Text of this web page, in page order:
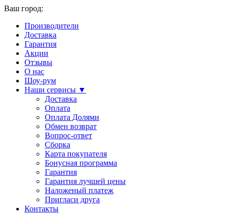
Ваш город:
Производители
Доставка
Гарантия
Акции
Отзывы
О нас
Шоу-рум
Наши сервисы ▼
Доставка
Оплата
Оплата Долями
Обмен возврат
Вопрос-ответ
Сборка
Карта покупателя
Бонусная программа
Гарантия
Гарантия лучшей цены
Наложеный платеж
Пригласи друга
Контакты